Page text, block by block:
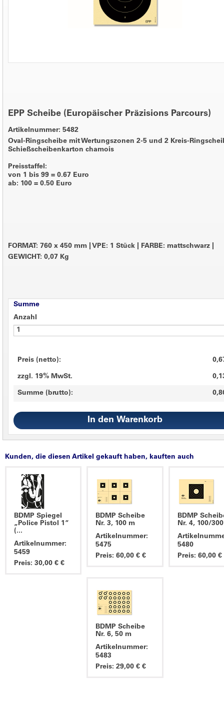
EPP Scheibe (Europäischer Präzisions Parcours)
Artikelnummer: 5482
Oval-Ringscheibe mit Wertungszonen 2-5 und 2 Kreis-
Schießscheibenkarton chamois
Preisstaffel:
von 1 bis 99 = 0.67 Euro
ab: 100 = 0.50 Euro
FORMAT: 760 x 450 mm VPE: 1 Stück FARBE: mattschwarz
GEWICHT: 0,07 Kg
Summe
Anzahl
Preis (netto):
zzgl. 19% MwSt.
Summe (brutto):
Kunden, die diesen Artikel gekauft haben, kauften auch
BDMP Spiegel
„Police Pistol 1“
(...
Artikelnummer:
5459
Preis: 30,00 € €
BDMP Scheibe
Nr. 3, 100 m
Artikelnummer:
5475
Preis: 60,00 € €
BDMP
Nr. 4, 100/
5480
Preis: 60,00 €
BDMP Scheibe
Nr. 6, 50 m
Artikelnummer:
5483
Preis: 29,00 € €